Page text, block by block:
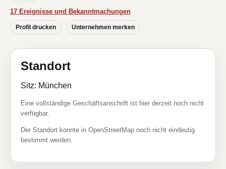
17 Ereignisse und Bekanntmachungen
Profil drucken Unternehmen merken
Standort
Sitz: München
Eine vollständige Geschäftsanschrift ist hier derzeit noch nicht
verfügbar.
Der Standort konnte in OpenStreetMap noch nicht eindeutig
bestimmt werden.